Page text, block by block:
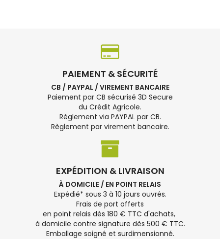
PAIEMENT & SÉCURITÉ
CB / PAYPAL / VIREMENT BANCAIRE
Paiement par CB sécurisé 3D Secure
du Crédit Agricole.
Règlement via PAYPAL par CB.
Règlement par virement bancaire.
EXPÉDITION & LIVRAISON
À DOMICILE / EN POINT RELAIS
Expédié* sous 3 à 10 jours ouvrés.
Frais de port offerts
en point relais dès 180 € TTC d'achats,
à domicile contre signature dès 500 € TTC.
Emballage soigné et surdimensionné.